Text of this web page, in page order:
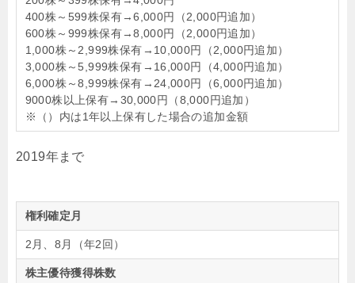
400株～599株保有→6,000円（2,000円追加）
600株～999株保有→8,000円（2,000円追加）
1,000株～2,999株保有→10,000円（2,000円追加）
3,000株～5,999株保有→16,000円（4,000円追加）
6,000株～8,999株保有→24,000円（6,000円追加）
9000株以上保有→30,000円（8,000円追加）
※（）内は1年以上保有した場合の追加金額
2019年まで
権利確定月
2月、8月（年2回）
株主優待獲得株数